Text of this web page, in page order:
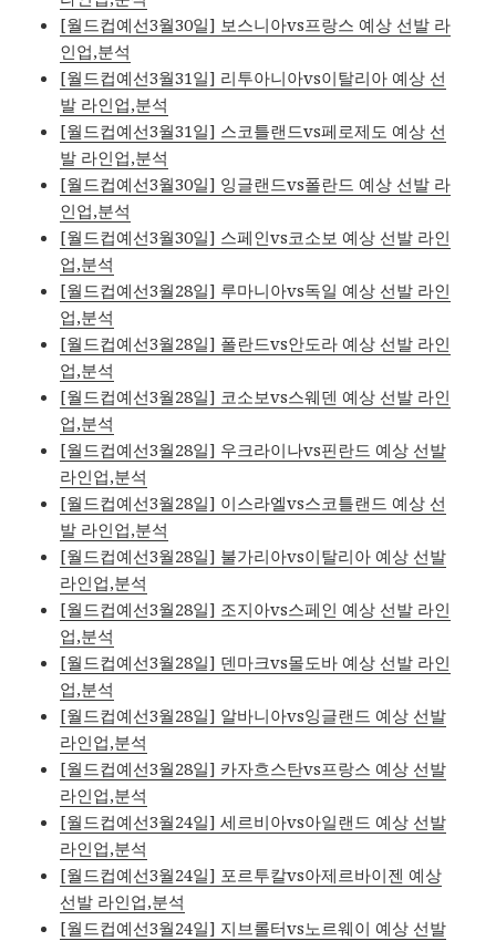
[월드컵예선3월30일] 보스니아vs프랑스 예상 선발 라
인업,분석
[월드컵예선3월31일] 리투아니아vs이탈리아 예상 선
발 라인업,분석
[월드컵예선3월31일] 스코틀랜드vs페로제도 예상 선
발 라인업,분석
[월드컵예선3월30일] 잉글랜드vs폴란드 예상 선발 라
인업,분석
[월드컵예선3월30일] 스페인vs코소보 예상 선발 라인
업,분석
[월드컵예선3월28일] 루마니아vs독일 예상 선발 라인
업,분석
[월드컵예선3월28일] 폴란드vs안도라 예상 선발 라인
업,분석
[월드컵예선3월28일] 코소보vs스웨덴 예상 선발 라인
업,분석
[월드컵예선3월28일] 우크라이나vs핀란드 예상 선발
라인업,분석
[월드컵예선3월28일] 이스라엘vs스코틀랜드 예상 선
발 라인업,분석
[월드컵예선3월28일] 불가리아vs이탈리아 예상 선발
라인업,분석
[월드컵예선3월28일] 조지아vs스페인 예상 선발 라인
업,분석
[월드컵예선3월28일] 덴마크vs몰도바 예상 선발 라인
업,분석
[월드컵예선3월28일] 알바니아vs잉글랜드 예상 선발
라인업,분석
[월드컵예선3월28일] 카자흐스탄vs프랑스 예상 선발
라인업,분석
[월드컵예선3월24일] 세르비아vs아일랜드 예상 선발
라인업,분석
[월드컵예선3월24일] 포르투칼vs아제르바이젠 예상
선발 라인업,분석
[월드컵예선3월24일] 지브롤터vs노르웨이 예상 선발